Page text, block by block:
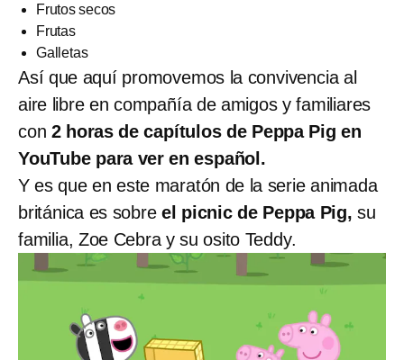
Frutos secos
Frutas
Galletas
Así que aquí promovemos la convivencia al
aire libre en compañía de amigos y familiares
con 2 horas de capítulos de Peppa Pig en
YouTube para ver en español.
Y es que en este maratón de la serie animada
británica es sobreel picnic de Peppa Pig, su
familia, Zoe Cebra y su osito Teddy.